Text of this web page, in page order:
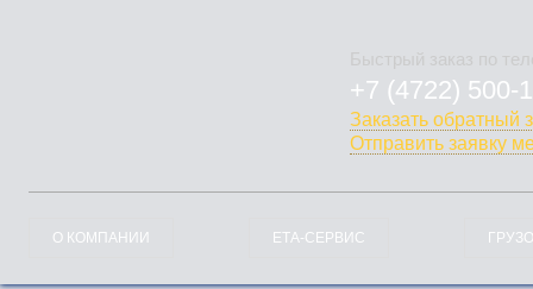
+7 (4722) 500-
778-128
Заказать обратный
Отправить заявку
О КОМПАНИИ ЕТА-СЕРВИС